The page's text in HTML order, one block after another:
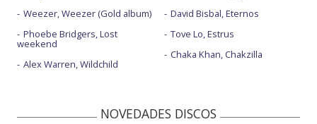
Weezer, Weezer (Gold album)
Phoebe Bridgers, Lost
weekend
Alex Warren, Wildchild
David Bisbal, Eternos
Tove Lo, Estrus
Chaka Khan, Chakzilla
NOVEDADES DISCOS